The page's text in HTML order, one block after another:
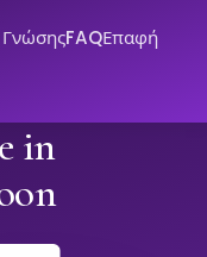
FAQΕπαφή
in